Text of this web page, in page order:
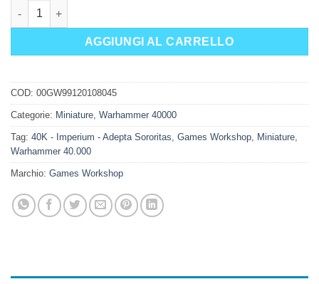
Warhammer Adepta Sororitas: Celestine Sacresant quantità
AGGIUNGI AL CARRELLO
COD: 00GW99120108045
Categorie: Miniature, Warhammer 40000
Tag: 40K - Imperium - Adepta Sororitas, Games Workshop, Miniature,
Warhammer 40.000
Marchio: Games Workshop